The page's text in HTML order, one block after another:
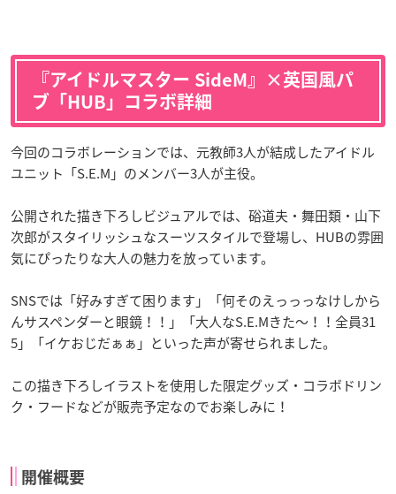
『アイドルマスター SideM』×英国風パ
ブ「HUB」コラボ詳細
今回のコラボレーションでは、元教師3人が結成したアイドル
ユニット「S.E.M」のメンバー3人が主役。
公開された描き下ろしビジュアルでは、硲道夫・舞田類・山下
次郎がスタイリッシュなスーツスタイルで登場し、HUBの雰囲
気にぴったりな大人の魅力を放っています。
SNSでは「好みすぎて困ります」「何そのえっっっなけしから
んサスペンダーと眼鏡！！」「大人なS.E.Mきた〜！！全員31
5」「イケおじだぁぁ」といった声が寄せられました。
この描き下ろしイラストを使用した限定グッズ・コラボドリン
ク・フードなどが販売予定なのでお楽しみに！
開催概要